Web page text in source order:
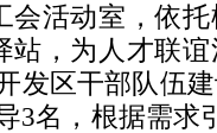
会活动室，依
站，为人才联
发区干部队伍
3名，根据需求